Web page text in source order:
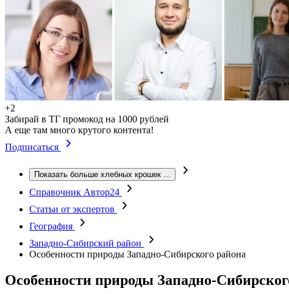
+2
Забирай в ТГ промокод на 1000 рублей
А еще там много крутого контента!
Подписаться
Показать больше хлебных крошек ...
Справочник Автор24
Статьи от экспертов
География
Западно-Сибирский район
Особенности природы Западно-Сибирского района
Особенности природы Западно-